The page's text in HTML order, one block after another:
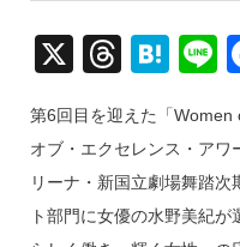
X
T
e
a
d
H
e
n
a
e
第6回目を迎えた「Women
オブ・エクセレンス・アワ
リーナ・新国立劇場舞踏
ト部門に女優の水野美紀